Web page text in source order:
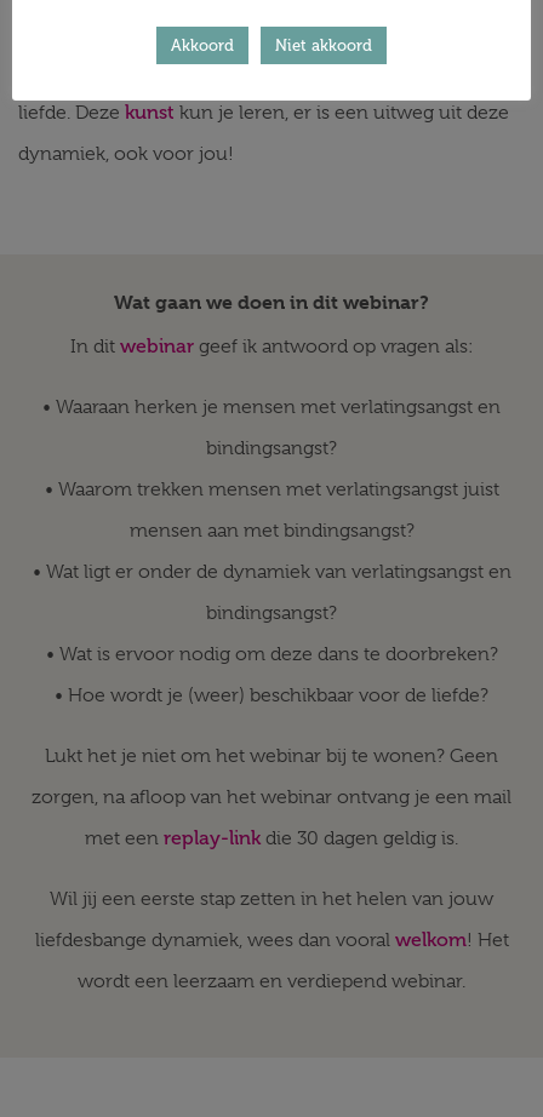
Het is een ware kunst om deze liefdesdans te
overwinnen en weer beschikbaar te worden voor de
liefde. Deze kunst kun je leren, er is een uitweg uit deze
dynamiek, ook voor jou!
Wat gaan we doen in dit webinar?
In dit webinargeef ik antwoord op vragen als:
• Waaraan herken je mensen met verlatingsangst en
bindingsangst?
• Waarom trekken mensen met verlatingsangst juist
mensen aan met bindingsangst?
• Wat ligt er onder de dynamiek van verlatingsangst en
bindingsangst?
• Wat is ervoor nodig om deze dans te doorbreken?
• Hoe wordt je (weer) beschikbaar voor de liefde?
Lukt het je niet om het webinar bij te wonen? Geen
zorgen, na afloop van het webinar ontvang je een mail
met een replay-link die 30 dagen geldig is.
Wil jij een eerste stap zetten in het helen van jouw
liefdesbange dynamiek, wees dan vooral welkom! Het
wordt een leerzaam en verdiepend webinar.
Akkoord Niet akkoord